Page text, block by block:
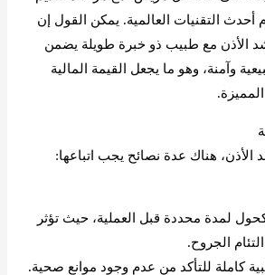
أحدث التقنيات العالمية. يمكن القول إن
الأذن مع طبيب ذو خبرة طويلة يضمن
وآمنة، وهو ما يجعل القيمة المالية
هناك عدة نصائح يجب اتباعها:
لمدة محددة قبل العملية، حيث تؤثر
الجروح.
كاملة للتأكد من عدم وجود موانع صحية.